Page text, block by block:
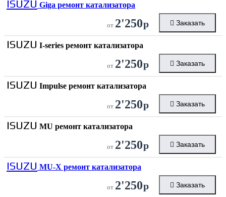
ISUZU Giga ремонт катализатора
от 2'250р Заказать
ISUZU I-series ремонт катализатора
от 2'250р Заказать
ISUZU Impulse ремонт катализатора
от 2'250р Заказать
ISUZU MU ремонт катализатора
от 2'250р Заказать
ISUZU MU-X ремонт катализатора
от 2'250р Заказать